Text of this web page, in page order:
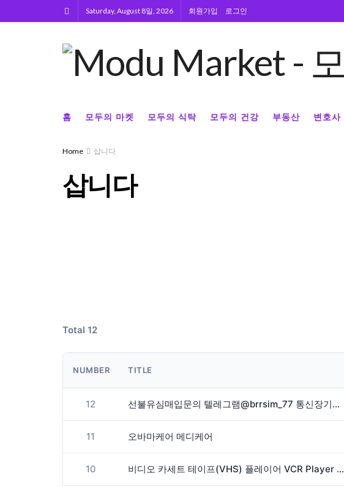
Saturday, August 8일, 2026 회원가입 로그인
홈 모두의 마켓 모두의 식탁 모두의 건강 부동산 변호사
Home 삽니다
삽니다
Total 12
NUMBER TITLE
12 선불유심매입문의 텔레그램@brrsim_77 통신장기연체작업급전 탬스뷰 선불유심내구제 연체자당일소액급전 장기연체자소액급전
11 오바마케어 메디케어
10 비디오 카세트 테이프(VHS) 플레이어 VCR Player 삽니다.